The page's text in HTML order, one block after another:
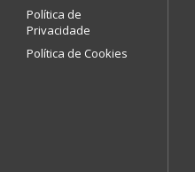
Política de
Privacidade
Política de Cookies